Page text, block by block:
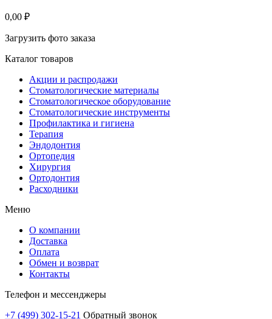
0,00 ₽
Загрузить фото заказа
Каталог товаров
Акции и распродажи
Стоматологические материалы
Стоматологическое оборудование
Стоматологические инструменты
Профилактика и гигиена
Терапия
Эндодонтия
Ортопедия
Хирургия
Ортодонтия
Расходники
Меню
О компании
Доставка
Оплата
Обмен и возврат
Контакты
Телефон и мессенджеры
+7 (499) 302-15-21 Обратный звонок